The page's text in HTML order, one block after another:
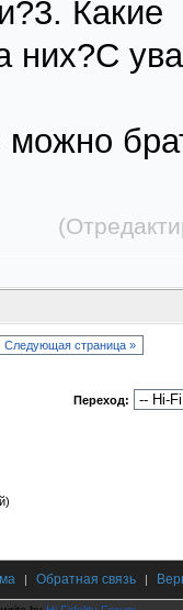
Какие
них?С
Следующая страница »
Переход:
| Обратная связь |